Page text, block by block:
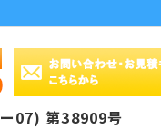
07) 第38909号